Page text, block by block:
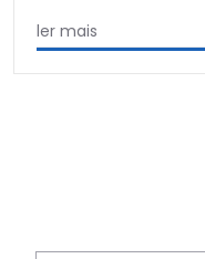
ler mais